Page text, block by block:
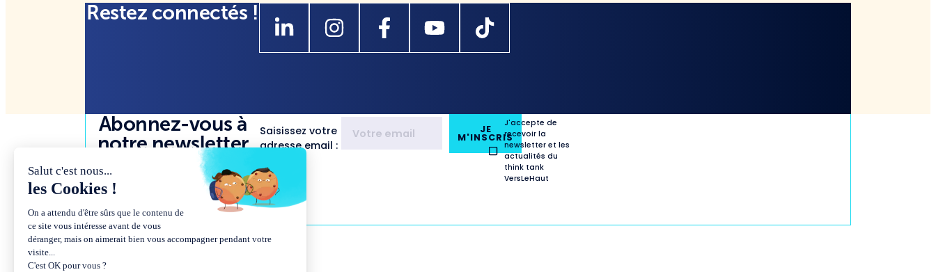
Restez connectés !
Abonnez-vous à
notre newsletter
Saisissez votre
adresse email :
JE
M'INSCRIS
J'accepte de
recevoir la
newsletter et les
actualités du
think tank
VersLeHaut